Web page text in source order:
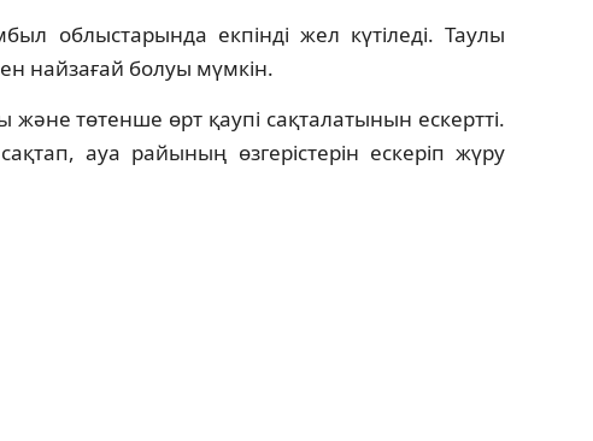
облыстарында екпінді жел күтіледі. Таулы
найзағай болуы мүмкін.
төтенше өрт қаупі сақталатынын ескертті.
ауа райының өзгерістерін ескеріп жүру